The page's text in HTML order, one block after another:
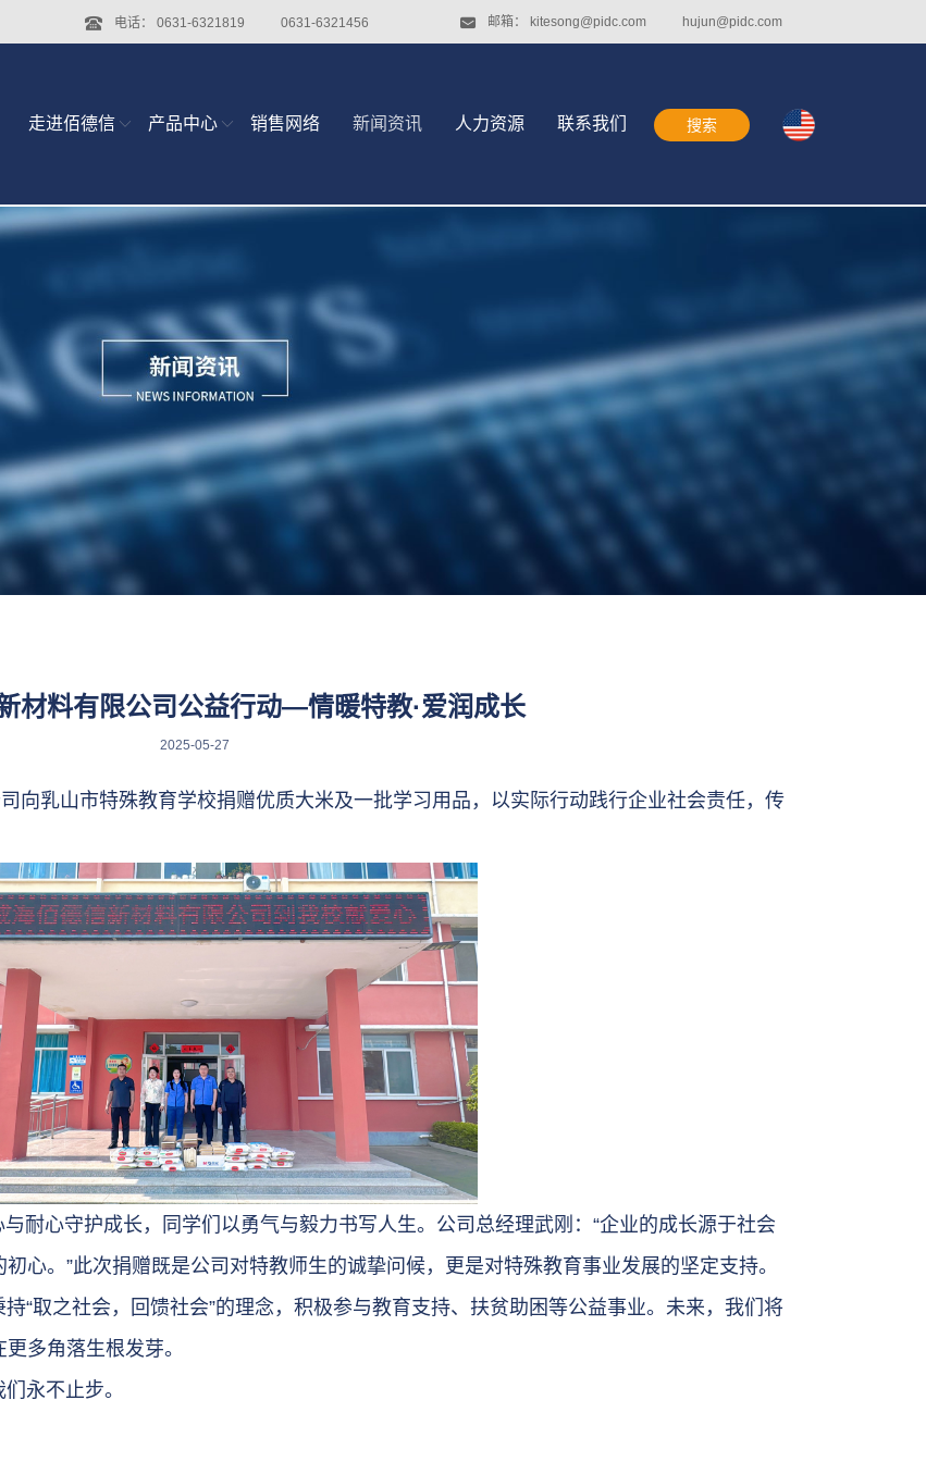
电话： 0631-6321819 0631-6321456 邮箱： kitesong@pidc.com hujun@pidc.com
搜索
走进佰德信 产品中心 销售网络 新闻资讯 人力资源 联系我们
材料有限公司公益行动—情暖特教·爱润成长
2025-05-27
向乳山市特殊教育学校捐赠优质大米及一批学习用品，以实际行动践行企业社会责任，传
耐心守护成长，同学们以勇气与毅力书写人生。公司总经理武刚：“企业的成长源于社会
心。”此次捐赠既是公司对特教师生的诚挚问候，更是对特殊教育事业发展的坚定支持。
取之社会，回馈社会”的理念，积极参与教育支持、扶贫助困等公益事业。未来，我们将
多角落生根发芽。
永不止步。